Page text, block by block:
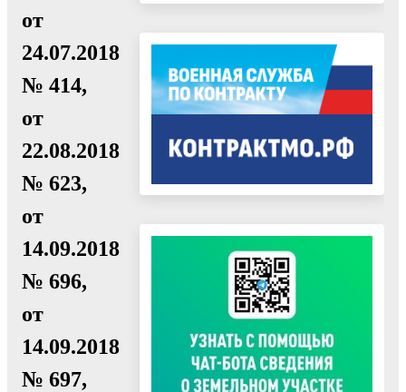
от
24.07.2018
№ 414,
от
22.08.2018
№ 623,
от
14.09.2018
№ 696,
от
14.09.2018
№ 697,